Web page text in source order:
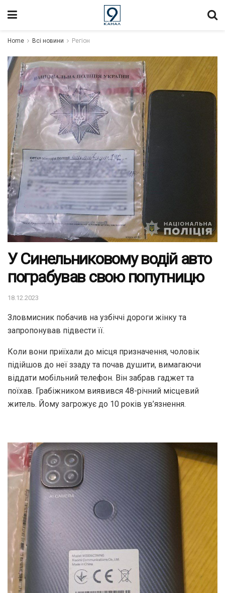
Home Всі новини Регіон
У Синельниковому водій авто
пограбував свою попутницю
18.12.2023
Зловмисник побачив на узбіччі дороги жінку та
запропонував підвести її.
Коли вони приїхали до місця призначення, чоловік
підійшов до неї ззаду та почав душити, вимагаючи
віддати мобільний телефон. Він забрав гаджет та
поїхав. Грабіжником виявився 48-річний місцевий
житель. Йому загрожує до 10 років ув’язнення.